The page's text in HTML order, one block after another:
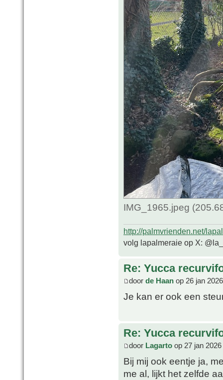
IMG_1965.jpeg
http://palmvrienden.net/
volg lapalmeraie op X:
Re: Yucca
door de Haan op 26 jan
Je kan er ook een
Re: Yucca
door Lagarto op 27 jan
Bij mij ook eentje ja,
me al, lijkt het zelfde